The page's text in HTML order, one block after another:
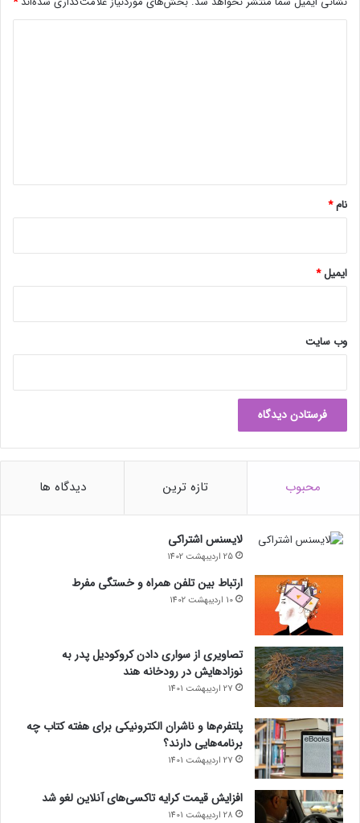
نام*
ایمیل*
وب‌ سایت
محبوب تازه ترین دیدگاه ها
لایسنس اشتراکی
25 اردیبهشت 1402
ارتباط بین تلفن همراه و خستگی مفرط
10 اردیبهشت 1402
تصاویری از سواری دادن کروکودیل پدر به
نوزادهایش در رودخانه هند
27 اردیبهشت 1401
پلتفرم‌ها و ناشران الکترونیکی برای هفته کتاب چه
برنامه‌هایی دارند؟
27 اردیبهشت 1401
افزایش قیمت کرایه تاکسی‌های آنلاین لغو شد
28 اردیبهشت 1401